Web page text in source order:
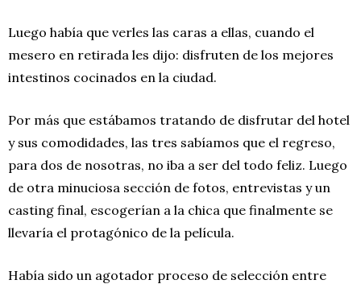
Luego había que verles las caras a ellas, cuando el
mesero en retirada les dijo: disfruten de los mejores
intestinos cocinados en la ciudad.
Por más que estábamos tratando de disfrutar del hotel
y sus comodidades, las tres sabíamos que el regreso,
para dos de nosotras, no iba a ser del todo feliz. Luego
de otra minuciosa sección de fotos, entrevistas y un
casting final, escogerían a la chica que finalmente se
llevaría el protagónico de la película.
Había sido un agotador proceso de selección entre